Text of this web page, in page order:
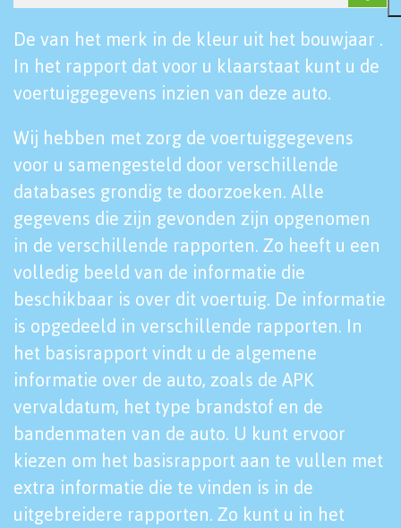
De van het merk in de kleur uit het bouwjaar .
In het rapport dat voor u klaarstaat kunt u de
voertuiggegevens inzien van deze auto.
Wij hebben met zorg de voertuiggegevens
voor u samengesteld door verschillende
databases grondig te doorzoeken. Alle
gegevens die zijn gevonden zijn opgenomen
in de verschillende rapporten. Zo heeft u een
volledig beeld van de informatie die
beschikbaar is over dit voertuig. De informatie
is opgedeeld in verschillende rapporten. In
het basisrapport vindt u de algemene
informatie over de auto, zoals de APK
vervaldatum, het type brandstof en de
bandenmaten van de auto. U kunt ervoor
kiezen om het basisrapport aan te vullen met
extra informatie die te vinden is in de
uitgebreidere rapporten. Zo kunt u in het